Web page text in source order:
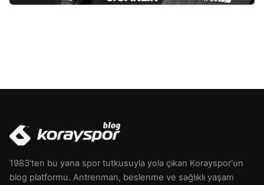
1983'ten bu yana spor tutkusuyla yola çıkan Korayspor'un
blog platformu. Antrenman, beslenme ve sağlıklı yaşam